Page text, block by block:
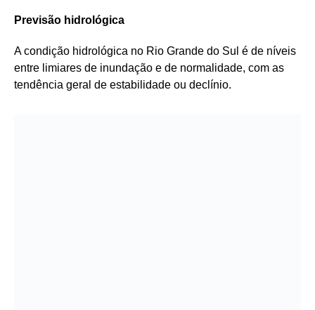
Previsão hidrológica
A condição hidrológica no Rio Grande do Sul é de níveis
entre limiares de inundação e de normalidade, com as
tendência geral de estabilidade ou declínio.